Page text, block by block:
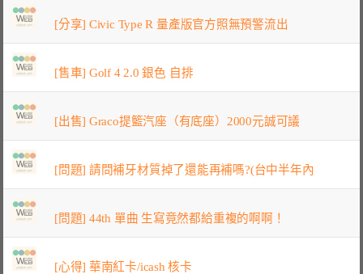
[分享] Civic Type R 量產版官方照無預警流出
[售車] Golf 4 2.0 銀色 自排
[出售] Graco提籃汽座（有底座）2000元誠可議
[問題] 請問補牙材質掉了還能再補嗎?(台中半年內
[問題] 44th 單曲 生寫竟然都給重複的啊啊！
[心得] 華南紅卡/icash 核卡